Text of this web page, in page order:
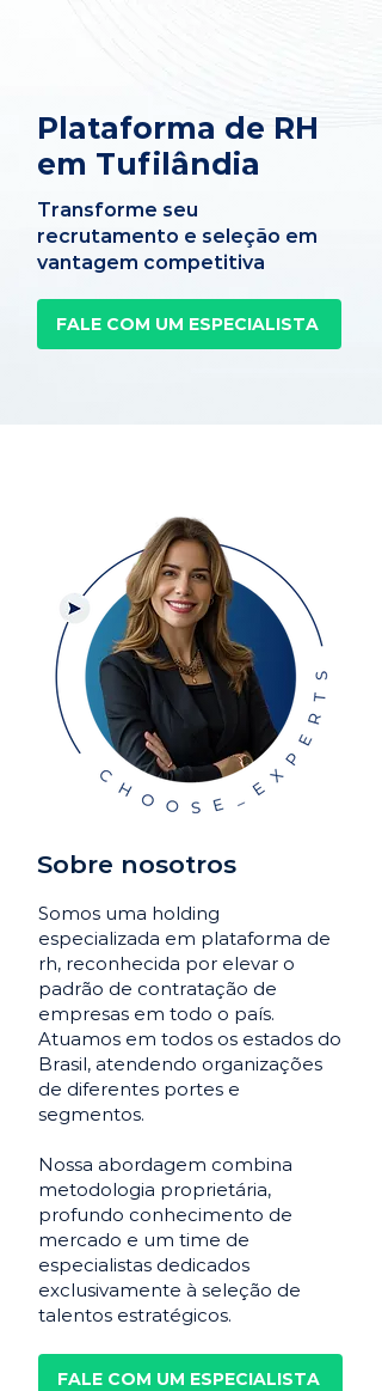
Plataforma de RH
em Tufilândia
Transforme seu
recrutamento e seleção em
vantagem competitiva
FALE COM UM ESPECIALISTA
Sobre nosotros
Somos uma holding
especializada em plataforma de
rh, reconhecida por elevar o
padrão de contratação de
empresas em todo o país.
Atuamos em todos os estados do
Brasil, atendendo organizações
de diferentes portes e
segmentos.
Nossa abordagem combina
metodologia proprietária,
profundo conhecimento de
mercado e um time de
especialistas dedicados
exclusivamente à seleção de
talentos estratégicos.
FALE COM UM ESPECIALISTA